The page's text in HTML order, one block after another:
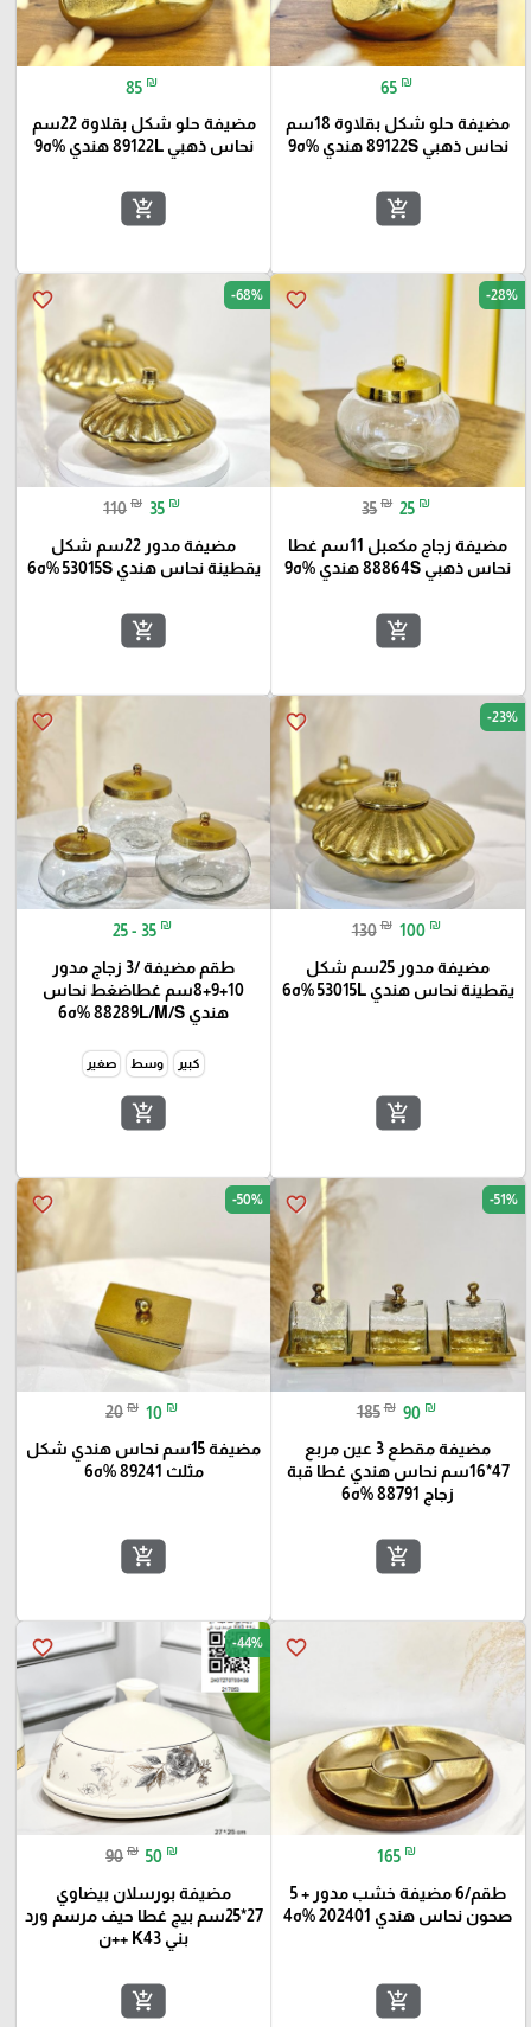
65 ₪
مضيفة حلو شكل بقلاوة 18سم
نحاس ذهبي 89122S هندي %ه9
add_shopping_cart
85 ₪
مضيفة حلو شكل بقلاوة 22سم
نحاس ذهبي 89122L هندي %ه9
add_shopping_cart
favorite_border -28%
35 ₪ 25 ₪
مضيفة زجاج مكعبل 11سم غطا
نحاس ذهبي 88864S هندي %ه9
add_shopping_cart
favorite_border -68%
110 ₪ 35 ₪
مضيفة مدور 22سم شكل
يقطينة نحاس هندي 53015S %ه6
add_shopping_cart
favorite_border -23%
130 ₪ 100 ₪
مضيفة مدور 25سم شكل
يقطينة نحاس هندي 53015L %ه6
add_shopping_cart
favorite_border
25 - 35 ₪
طقم مضيفة /3 زجاج مدور
10+9+8سم غطاضغط نحاس
هندي 88289L/M/S %ه6
كبير وسط صغير
add_shopping_cart
favorite_border -51%
185 ₪ 90 ₪
مضيفة مقطع 3 عين مربع
47*16سم نحاس هندي غطا قبة
زجاج 88791 %ه6
add_shopping_cart
favorite_border -50%
20 ₪ 10 ₪
مضيفة 15سم نحاس هندي شكل
مثلث 89241 %ه6
add_shopping_cart
favorite_border
165 ₪
طقم/6 مضيفة خشب مدور + 5
صحون نحاس هندي 202401 %ه4
add_shopping_cart
favorite_border -44%
90 ₪ 50 ₪
مضيفة بورسلان بيضاوي
27*25سم بيج غطا حيف مرسم ورد
بني K43 ++ن
add_shopping_cart